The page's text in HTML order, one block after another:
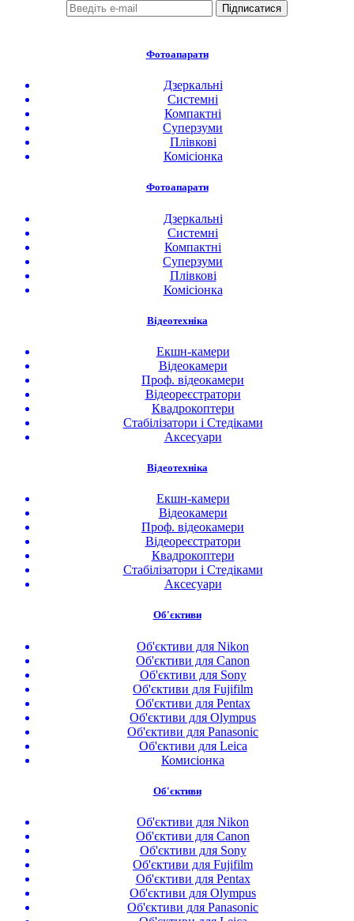
Фотоапарати
Дзеркальні
Системні
Компактні
Суперзуми
Плівкові
Комісіонка
Фотоапарати
Дзеркальні
Системні
Компактні
Суперзуми
Плівкові
Комісіонка
Відеотехніка
Екшн-камери
Відеокамери
Проф. відеокамери
Відеореєстратори
Квадрокоптери
Стабілізатори і Стедіками
Аксесуари
Відеотехніка
Екшн-камери
Відеокамери
Проф. відеокамери
Відеореєстратори
Квадрокоптери
Стабілізатори і Стедіками
Аксесуари
Об'єктиви
Об'єктиви для Nikon
Об'єктиви для Canon
Об'єктиви для Sony
Об'єктиви для Fujifilm
Об'єктиви для Pentax
Об'єктиви для Olympus
Об'єктиви для Panasonic
Об'єктиви для Leica
Комисіонка
Об'єктиви
Об'єктиви для Nikon
Об'єктиви для Canon
Об'єктиви для Sony
Об'єктиви для Fujifilm
Об'єктиви для Pentax
Об'єктиви для Olympus
Об'єктиви для Panasonic